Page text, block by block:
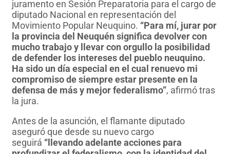
juramento en Sesión Preparatoria para el cargo de
diputado Nacional en representación del
Movimiento Popular Neuquino. “Para mí, jurar por
la provincia del Neuquén significa devolver con
mucho trabajo y llevar con orgullo la posibilidad
de defender los intereses del pueblo neuquino.
Ha sido un día especial en el cual renuevo mi
compromiso de siempre estar presente en la
defensa de más y mejor federalismo”, afirmó tras
la jura.
Antes de la asunción, el flamante diputado
aseguró que desde su nuevo cargo
seguirá “llevando adelante acciones para